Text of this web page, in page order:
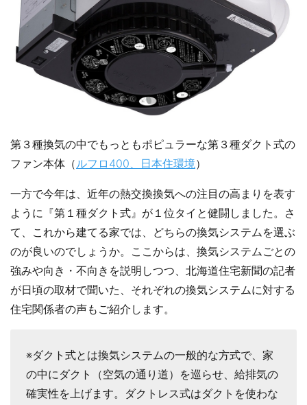
第３種換気の中でもっともポピュラーな第３種ダクト式の
ファン本体（ルフロ400、日本住環境）
一方で今年は、近年の熱交換換気への注目の高まりを表す
ように『第１種ダクト式』が１位タイと健闘しました。さ
て、これから建てる家では、どちらの換気システムを選ぶ
のが良いのでしょうか。ここからは、換気システムごとの
強みや向き・不向きを説明しつつ、北海道住宅新聞の記者
が日頃の取材で聞いた、それぞれの換気システムに対する
住宅関係者の声もご紹介します。
※ダクト式とは換気システムの一般的な方式で、家
の中にダクト（空気の通り道）を巡らせ、給排気の
確実性を上げます。ダクトレス式はダクトを使わな